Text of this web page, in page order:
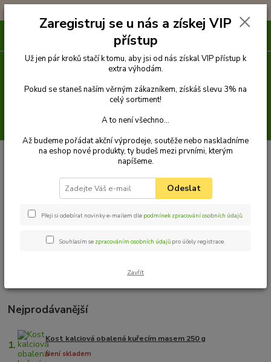
Pamlsky Pamlsky ze sušeného masa Dentální
Dentální
Maso, který pejsek by ho nemiloval. Vyberte si z široké nabídky
. Dejte pejskovi výbornou odměnu.
Nejprodávanější
1. Kost kalciová obalená kuřecím masem 250 g
Není skladem
Zaregistruj se u nás a získej VIP
přístup
Už jen pár kroků stačí k tomu, aby jsi od nás získal VIP přístup k
extra výhodám.
Pokud se staneš naším věrným zákazníkem, získáš slevu 3% na
celý sortiment!
A to není všechno...
Až budeme pořádat akční výprodeje, soutěže nebo naskladníme
na eshop nové produkty, ty budeš mezi prvními, kterým
napíšeme.
Odeslat
Přeji si odebírat novinky e-mailem dle podmínek zpracování osobních údajů.
Souhlasím se zpracováním osobních údajů pro účely registrace.
Zavřít